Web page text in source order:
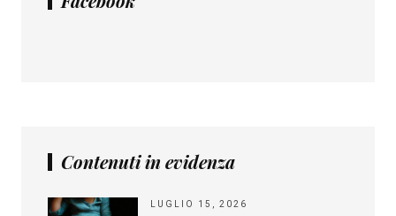
Contenuti in evidenza
LUGLIO 15, 2026